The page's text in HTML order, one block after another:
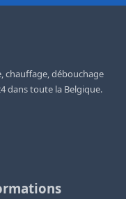
chauffage, débouchage
dans toute la Belgique.